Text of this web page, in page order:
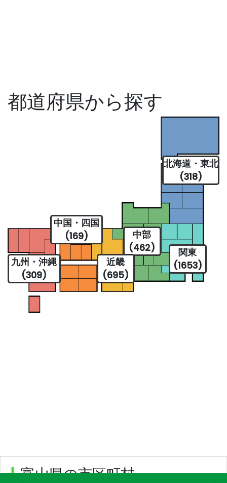
都道府県から探す
北海道・東北
(318)
関東
(1653)
中部
(462)
近畿
(695)
中国・四国
(169)
九州・沖縄
(309)
富山県の市区町村